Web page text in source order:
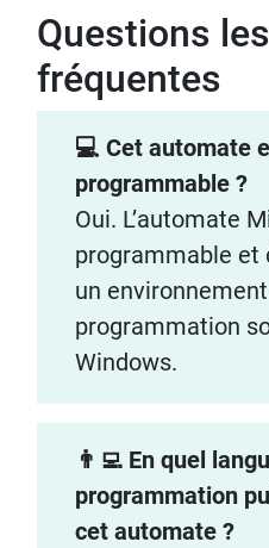
Questions
fréquentes
💻 Cet automate
programmable ?
Oui. L’automate
programmable et
un
programmation
Windows.
👨‍💻 En quel
programmation
cet automate ?